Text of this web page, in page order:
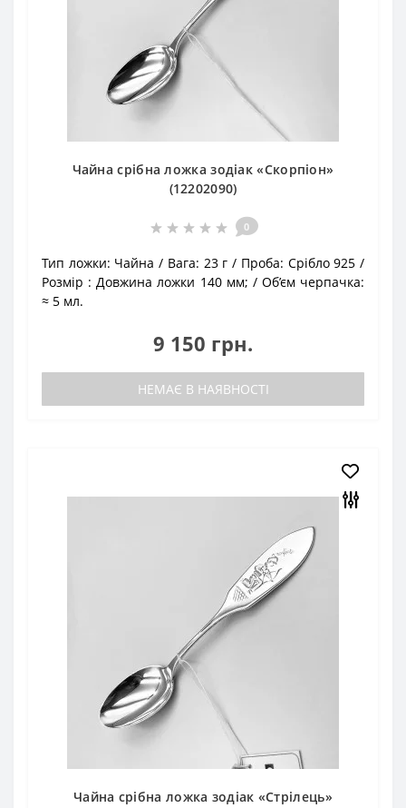
Чайна срібна ложка зодіак «Скорпіон»
(12202090)
0
Тип ложки: Чайна Вага: 23 г Проба: Срібло 925
Розмір : Довжина ложки 140 мм;
Об’єм черпачка:
≈ 5 мл.
9 150 грн.
НЕМАЄ В НАЯВНОСТІ
Чайна срібна ложка зодіак «Стрілець»